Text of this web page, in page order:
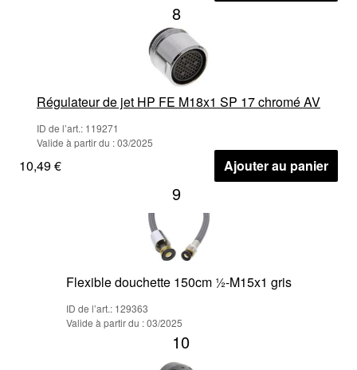
8
Régulateur de jet HP FE M18x1 SP 17 chromé AV
ID de l’art.: 119271
Valide à partir du : 03/2025
10,49 € Ajouter au panier
9
Flexible douchette 150cm ½-M15x1 gris
ID de l’art.: 129363
Valide à partir du : 03/2025
10